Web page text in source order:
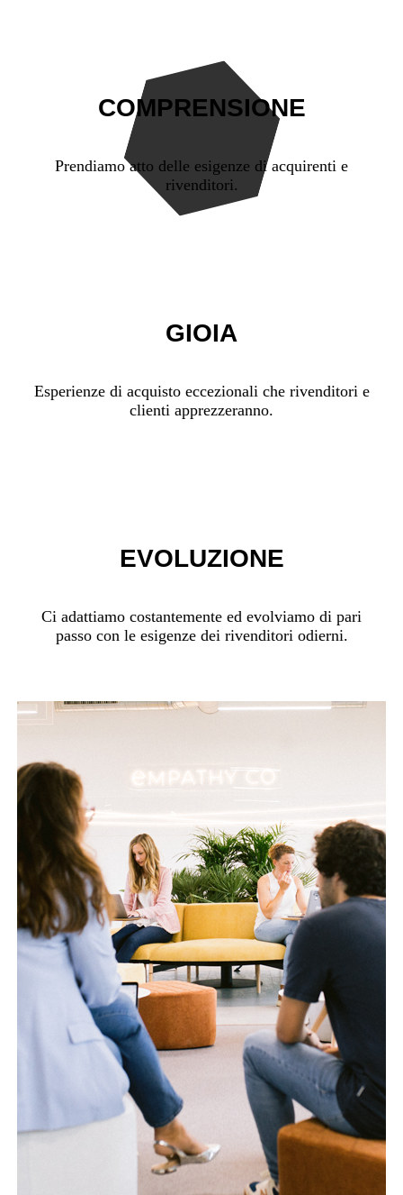
COMPRENSIONE
Prendiamo atto delle esigenze di acquirenti e
rivenditori.
GIOIA
Esperienze di acquisto eccezionali che rivenditori e
clienti apprezzeranno.
EVOLUZIONE
Ci adattiamo costantemente ed evolviamo di pari
passo con le esigenze dei rivenditori odierni.